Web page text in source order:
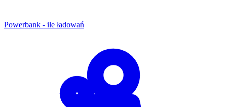
Powerbank - ile ładowań